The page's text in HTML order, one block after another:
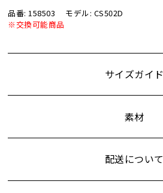
品番: 158503
モデル: CS502D
※交換可能商品
サイズガイド
素材
配送について